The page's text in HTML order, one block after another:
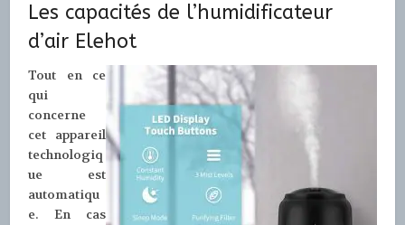
Les capacités de l’humidificateur
d’air Elehot
Tout en ce
qui
concerne
cet appareil
technologiq
ue est
automatiqu
e. En cas